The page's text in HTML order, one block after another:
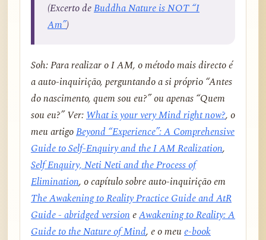
(Excerto deBuddha Nature is NOT “I
Am”)
Soh: Para realizar o I AM, o método mais directo é
a auto-inquirição, perguntando a si próprio “Antes
do nascimento, quem sou eu?” ou apenas “Quem
sou eu?” Ver:What is your very Mind right now?, o
meu artigoBeyond “Experience”: A Comprehensive
Guide to Self-Enquiry and the I AM Realization,
Self Enquiry, Neti Neti and the Process of
Elimination, o capítulo sobre auto-inquirição em
The Awakening to Reality Practice Guide and AtR
Guide - abridged versioneAwakening to Reality: A
Guide to the Nature of Mind, e o meue-book